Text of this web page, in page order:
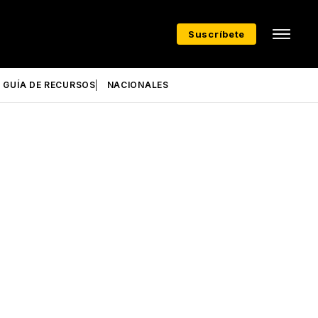
Suscríbete
GUÍA DE RECURSOS NACIONALES